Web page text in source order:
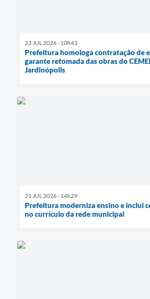
23 JUL 2026 - 10h43
Prefeitura homologa contratação de
garante retomada das obras do CEMEI
Jardinópolis
21 JUL 2026 - 14h29
Prefeitura moderniza ensino e inclui
no currículo da rede municipal